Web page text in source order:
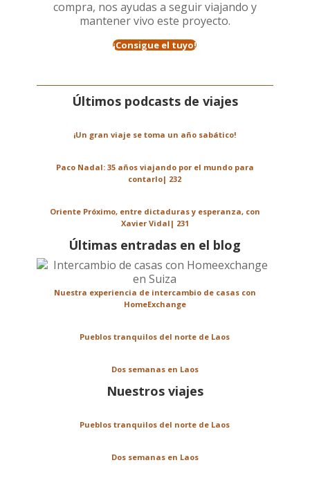
compra, nos ayudas a seguir viajando y
mantener vivo este proyecto.
¡Consigue el tuyo!
Últimos podcasts de viajes
¡Un gran viaje se toma un año sabático!
Paco Nadal: 35 años viajando por el mundo para
contarlo| 232
Oriente Próximo, entre dictaduras y esperanza, con
Xavier Vidal| 231
Últimas entradas en el blog
Nuestra experiencia de intercambio de casas con
HomeExchange
Pueblos tranquilos del norte de Laos
Dos semanas en Laos
Nuestros viajes
Pueblos tranquilos del norte de Laos
Dos semanas en Laos